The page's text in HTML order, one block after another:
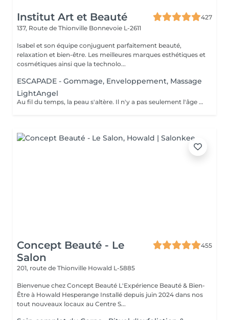
Institut Art et Beauté
427
137, Route de Thionville Bonnevoie L-2611
Isabel et son équipe conjuguent parfaitement beauté,
relaxation et bien-être. Les meilleures marques esthétiques et
cosmétiques ainsi que la technolo...
ESCAPADE - Gommage, Enveloppement, Massage
LightAngel
Au fil du temps, la peau s'altère. Il n'y a pas seulement l'âge mais aussi le tabac, l'alcool ou encore le soleil qui participent au vieillissement de la peau. Créé pour le traitement d'esthétique facial, le Light Angel est un appareil qui fait usage de la technique de photomodulation traitement par LED combiné à un cosmétique. Est utilisé pour de nombreux traitements tels que le ° Raffermissement cutané, ° L'anti-âge, les rides et lignes d'expressions ° Traitement de pigmentation, l'hydratation cutanée ° Répare l'acné, ° Le blanchiment dentaire. L'absorption de la lumière par la mélanine permet une reconstruction dermo-épidermique. Permet également de combler vos rides, de faire disparaitre vos rougeurs ou vos vergetures, de rendre vos dents plus blanches ou d'accélérer la repousse de vos cheveux. La séance entre 30 et 90 min. La zone à traiter est nettoyée puis soumise au programme adapté. On y applique ensuite un masque de gel avant l'exposition à la lumière.
Concept Beauté - Le
Salon
455
201, route de Thionville Howald L-5885
Bienvenue chez Concept Beauté L'Expérience Beauté & Bien-
Être à Howald Hesperange Installé depuis juin 2024 dans nos
tout nouveaux locaux au Centre S...